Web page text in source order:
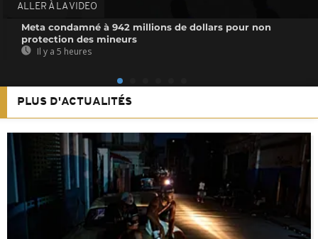
ALLER À LA VIDEO
Meta condamné à 942 millions de dollars pour non
protection des mineurs
Il y a 5 heures
PLUS D'ACTUALITÉS